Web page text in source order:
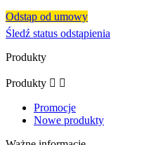
Odstąp od umowy
Śledź status odstąpienia
Produkty
Produkty  
Promocje
Nowe produkty